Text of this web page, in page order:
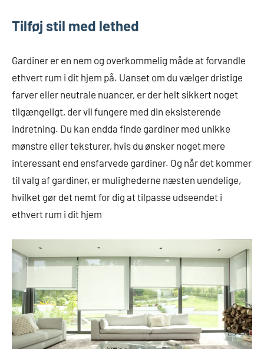
Tilføj stil med lethed
Gardiner er en nem og overkommelig måde at forvandle
ethvert rum i dit hjem på. Uanset om du vælger dristige
farver eller neutrale nuancer, er der helt sikkert noget
tilgængeligt, der vil fungere med din eksisterende
indretning. Du kan endda finde gardiner med unikke
mønstre eller teksturer, hvis du ønsker noget mere
interessant end ensfarvede gardiner. Og når det kommer
til valg af gardiner, er mulighederne næsten uendelige,
hvilket gør det nemt for dig at tilpasse udseendet i
ethvert rum i dit hjem